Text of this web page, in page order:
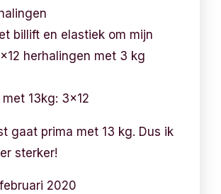
billift en elastiek om mijn
herhalingen met 3 kg
13kg: 3×12
gaat prima met 13 kg. Dus ik
sterker!
2020